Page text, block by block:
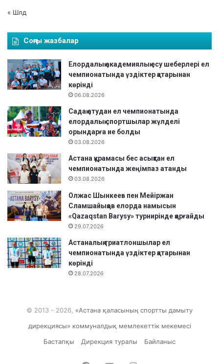
« Шлд
Соңғы жазбалар
Елордалық академиялық есу шеберлері ел
чемпионатында үздіктер қатарынан
көрінді
06.08.2026
Садақ атудан ел чемпионатында
елордалық спортшылар жүлделі
орындарға ие болды
03.08.2026
Астана құрамасы бес асықтан ел
чемпионатында жеңімпаз атанды
03.08.2026
Олжас Шынкеев пен Мейіржан
Сламшайықов елорда намысын
«Qazaqstan Barysy» турнирінде қорғайды
29.07.2026
Астаналық триатлоншылар ел
чемпионатында үздіктер қатарынан
көрінді
28.07.2026
© 2013 - 2026, «Астана қаласының спортты дамыту
дирекциясы» коммуналдық мемлекеттік мекемесі
Бастапқы
Дирекция туралы Байланыс